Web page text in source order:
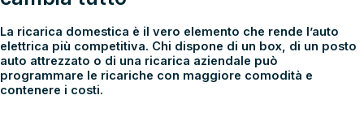
La ricarica domestica è il vero elemento che rende l’auto
elettrica più competitiva. Chi dispone di un box, di un posto
auto attrezzato o di una ricarica aziendale può
programmare le ricariche con maggiore comodità e
contenere i costi.